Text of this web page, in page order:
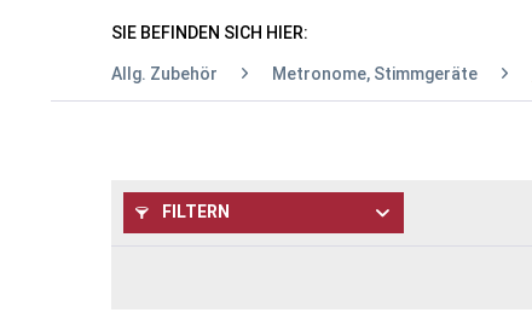
SIE BEFINDEN SICH HIER:
Allg. Zubehör Metronome, Stimmgeräte
FILTERN